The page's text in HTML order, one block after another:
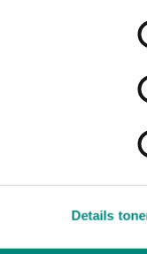
Details